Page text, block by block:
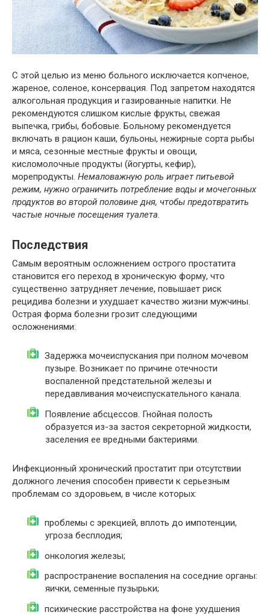
С этой целью из меню больного исключается копченое,
жареное, соленое, консервация. Под запретом находятся
алкогольная продукция и газированные напитки. Не
рекомендуются слишком кислые фрукты, свежая
выпечка, грибы, бобовые. Больному рекомендуется
включать в рацион каши, бульоны, нежирные сорта рыбы
и мяса, сезонные местные фрукты и овощи,
кисломолочные продукты (йогурты, кефир),
морепродукты. Немаловажную роль играет питьевой
режим, нужно ограничить потребление воды и мочегонных
продуктов во второй половине дня, чтобы предотвратить
частые ночные посещения туалета.
Последствия
Самым вероятным осложнением острого простатита
становится его переход в хроническую форму, что
существенно затрудняет лечение, повышает риск
рецидива болезни и ухудшает качество жизни мужчины.
Острая форма болезни грозит следующими
осложнениями:
Задержка мочеиспускания при полном мочевом
пузыре. Возникает по причине отечности
воспаленной предстательной железы и
передавливания мочеиспускательного канала.
Появление абсцессов. Гнойная полость
образуется из-за застоя секреторной жидкости,
заселения ее вредными бактериями.
Инфекционный хронический простатит при отсутствии
должного лечения способен привести к серьезным
проблемам со здоровьем, в числе которых:
проблемы с эрекцией, вплоть до импотенции,
угроза бесплодия;
онкология железы;
распространение воспаления на соседние органы:
яички, семенные пузырьки;
психические расстройства на фоне ухудшения